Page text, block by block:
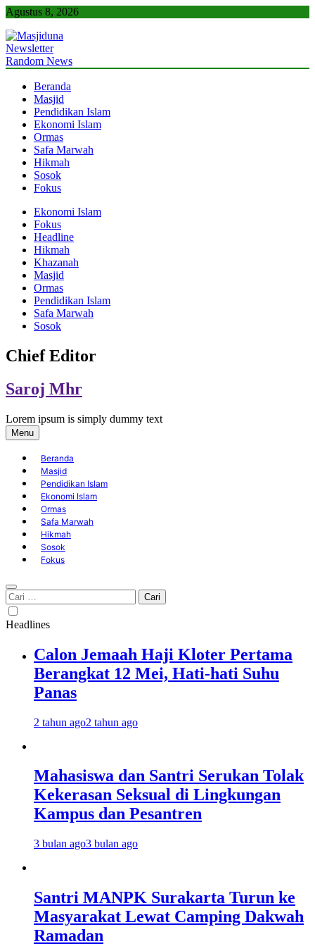
Skip
content
Agustus 8, 2026
Masjiduna
Referensi Berita Islam Indonesia
Newsletter
Random News
Beranda
Masjid
Pendidikan Islam
Ekonomi Islam
Ormas
Safa Marwah
Hikmah
Sosok
Fokus
Ekonomi Islam
Fokus
Headline
Hikmah
Khazanah
Masjid
Ormas
Pendidikan Islam
Safa Marwah
Sosok
Chief Editor
Saroj Mhr
Lorem ipsum is simply dummy text
Menu
Beranda
Masjid
Pendidikan Islam
Ekonomi Islam
Ormas
Safa Marwah
Hikmah
Sosok
Fokus
Cari
untuk:
Headlines
Calon Jemaah Haji Kloter Pertama
Berangkat 12 Mei, Hati-hati Suhu
Panas
2 tahun ago2 tahun ago
Mahasiswa dan Santri Serukan Tolak
Kekerasan Seksual di Lingkungan
Kampus dan Pesantren
3 bulan ago3 bulan ago
Santri MANPK Surakarta Turun ke
Masyarakat Lewat Camping Dakwah
Ramadan